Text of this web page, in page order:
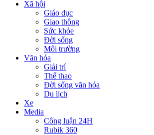
Xã hội
Giáo dục
Giao thông
Sức khỏe
Đời sống
Môi trường
Văn hóa
Giải trí
Thể thao
Đời sống văn hóa
Du lịch
Xe
Media
Công luận 24H
Rubik 360